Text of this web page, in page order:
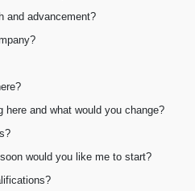
and advancement?
here and what would you change?
would you like me to start?